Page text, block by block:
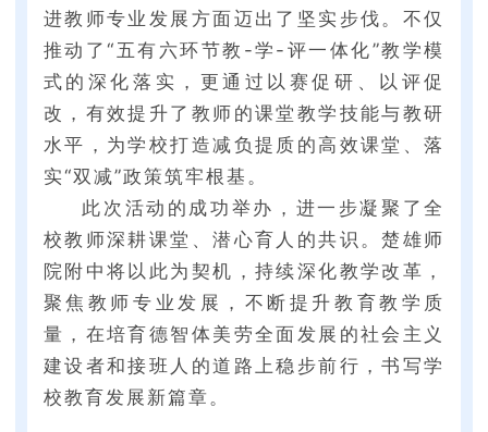
进教师专业发展方面迈出了坚实步伐。不仅
推动了“五有六环节教-学-评一体化”教学模
式的深化落实，更通过以赛促研、以评促
改，有效提升了教师的课堂教学技能与教研
水平，为学校打造减负提质的高效课堂、落
实“双减”政策筑牢根基。
此次活动的成功举办，进一步凝聚了全
校教师深耕课堂、潜心育人的共识。楚雄师
院附中将以此为契机，持续深化教学改革，
聚焦教师专业发展，不断提升教育教学质
量，在培育德智体美劳全面发展的社会主义
建设者和接班人的道路上稳步前行，书写学
校教育发展新篇章。